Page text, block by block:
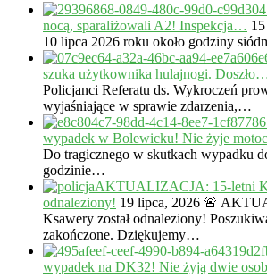
nocą, sparaliżowali A2! Inspekcja…
10 lipca 2026 roku około godziny
szuka użytkownika hulajnogi.
Policjanci Referatu ds. Wykroczeń
wyjaśniające w sprawie zdarzenia,…
wypadek w Bolewicku! Nie żyje
Do tragicznego w skutkach wypadku
godzinie…
AKTUALIZACJA: 15-letni
odnaleziony! 19 lipca, 2026 🚨
Ksawery został odnaleziony!
zakończone. Dziękujemy…
wypadek na DK32! Nie żyją dwie